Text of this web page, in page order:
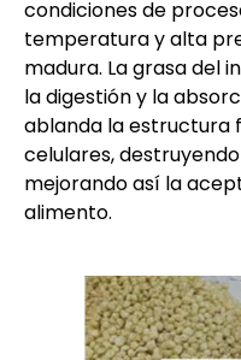
condiciones de
temperatura y alta
madura. La grasa del
la digestión y la
ablanda la estructura
celulares,
mejorando así la
alimento.